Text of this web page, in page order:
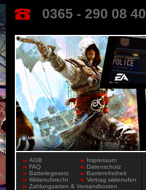
0365 - 290 08 40
AGB
Impressum
FAQ
Datenschutz
Batteriegesetz
Barrierefreiheit
Widerrufsrecht
Vertrag widerrufen
Zahlungsarten & Versandkosten